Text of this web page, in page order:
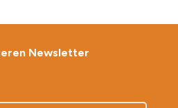
Newsletter